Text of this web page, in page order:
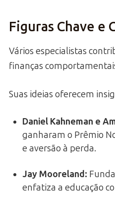
Figuras Chave e
Vários especialistas
finanças
Suas ideias oferecem
Daniel Kahneman e
ganharam o Prêmio
e aversão à perda.
Jay Mooreland:
enfatiza a educação